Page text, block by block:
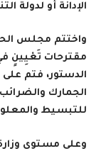
الإدانة أو
واختتم مجلس
الدستور، فتم على
الجمارك
للتبسيط
وعلى مستوى